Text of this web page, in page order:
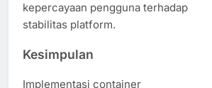
kepercayaan pengguna terhadap
stabilitas platform.
Kesimpulan
Implementasi container